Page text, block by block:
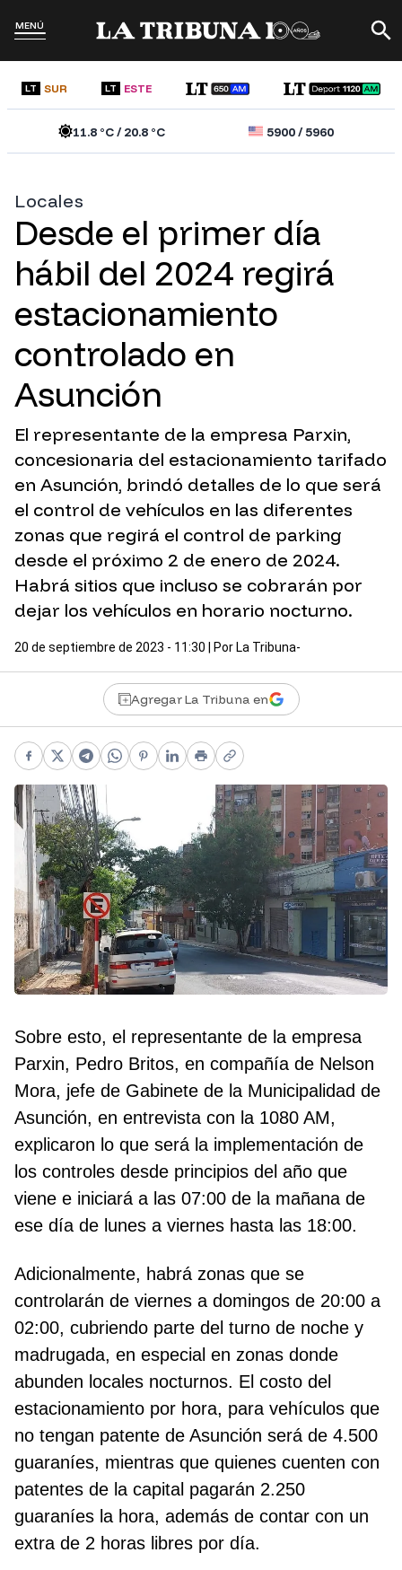
MENÚ
LT SUR LT ESTE
11.8°C /20.8°C 5900/5960
Locales
Desde el primer día
hábil del 2024 regirá
estacionamiento
controlado en
Asunción
El representante de la empresa Parxin,
concesionaria del estacionamiento tarifado
en Asunción, brindó detalles de lo que será
el control de vehículos en las diferentes
zonas que regirá el control de parking
desde el próximo 2 de enero de 2024.
Habrá sitios que incluso se cobrarán por
dejar los vehículos en horario nocturno.
20 de septiembre de 2023 - 11:30 | Por La Tribuna-
Agregar La Tribuna en
Facebook
X Telegram
WhatsApp
Pinterest
LinkedIn
PrintCopy link
Sobre esto, el representante de la empresa
Parxin, Pedro Britos, en compañía de Nelson
Mora, jefe de Gabinete de la Municipalidad de
Asunción, en entrevista con la 1080 AM,
explicaron lo que será la implementación de
los controles desde principios del año que
viene e iniciará a las 07:00 de la mañana de
ese día de lunes a viernes hasta las 18:00.
Adicionalmente, habrá zonas que se
controlarán de viernes a domingos de 20:00 a
02:00, cubriendo parte del turno de noche y
madrugada, en especial en zonas donde
abunden locales nocturnos. El costo del
estacionamiento por hora, para vehículos que
no tengan patente de Asunción será de 4.500
guaraníes, mientras que quienes cuenten con
patentes de la capital pagarán 2.250
guaraníes la hora, además de contar con un
extra de 2 horas libres por día.